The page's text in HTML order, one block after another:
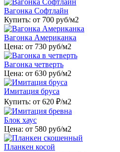
Вагонка Софтлайн
Купить: от 700 руб/м2
Вагонка Американка
Цена: от 730 руб/м2
Вагонка четверть
Цена: от 630 руб/м2
Имитация бруса
Купить: от 620 ₽/м2
Блок хаус
Цена: от 580 руб/м2
Планкен косой